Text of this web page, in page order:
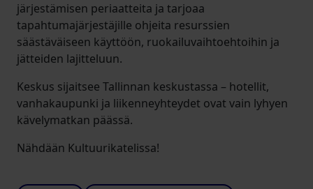
järjestämisen periaatteita ja tarjoaa
tapahtumajärjestäjille ohjeita resurssien
säästäväiseen käyttöön, ruokailuvaihtoehtoihin ja
jätteiden lajitteluun.
Keskus sijaitsee Tallinnan keskustassa – hotellit,
vanhakaupunki ja liikenneyhteydet ovat vain lyhyen
kävelymatkan päässä.
Nähdään Kultuurikatelissa!